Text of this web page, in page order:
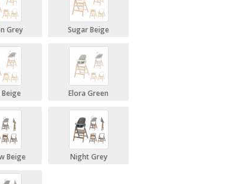
Grey Sugar Beige
Beige Elora Green
Beige Night Grey